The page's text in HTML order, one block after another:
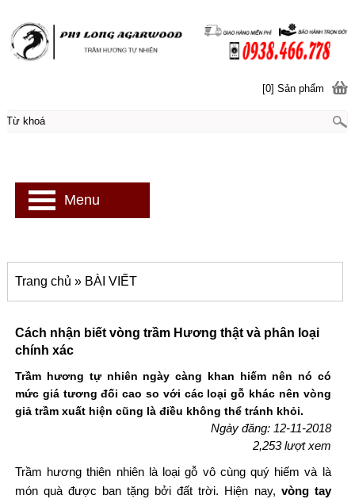
Cách nhận biết vòng trầm Hương thật và phân loại
chính xác
Trầm hương tự nhiên ngày càng khan hiếm nên nó có
mức giá tương đối cao so với các loại gỗ khác nên vòng
giả trầm xuất hiện cũng là điều không thể tránh khỏi.
Ngày đăng: 12-11-2018
2,253 lượt xem
Trầm hương thiên nhiên là loại gỗ vô cùng quý hiếm và là
món quà được ban tặng bởi đất trời. Hiện nay, vòng tay
Trang chủ » BÀI VIẾT
[0] Sản phẩm
Menu